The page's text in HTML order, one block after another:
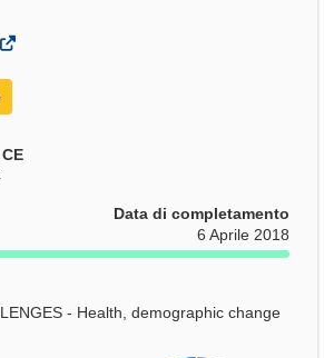
Data di completamento
6 Aprile 2018
- Health, demographic change